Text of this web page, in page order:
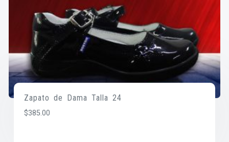
Zapato de Dama Talla 24
$385.00